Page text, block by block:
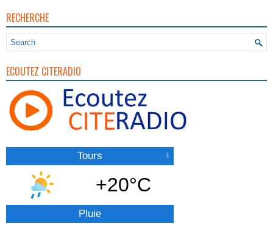
RECHERCHE
ECOUTEZ CITERADIO
Tours
+20°C
Pluie